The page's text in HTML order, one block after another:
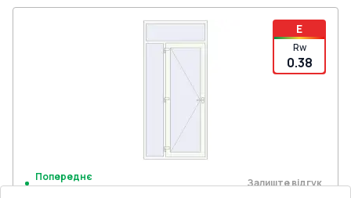
E
Rw
0.38
Попереднє
замовлення
Залиште відгук